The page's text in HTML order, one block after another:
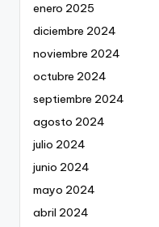
enero 2025
diciembre 2024
noviembre 2024
octubre 2024
septiembre 2024
agosto 2024
julio 2024
junio 2024
mayo 2024
abril 2024